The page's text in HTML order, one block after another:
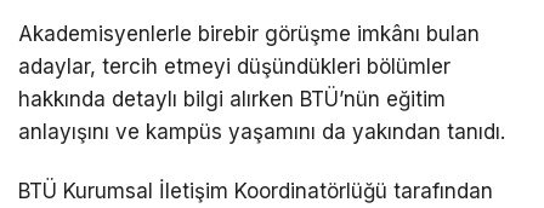
Akademisyenlerle birebir görüşme imkânı bulan
adaylar, tercih etmeyi düşündükleri bölümler
hakkında detaylı bilgi alırken BTÜ’nün eğitim
anlayışını ve kampüs yaşamını da yakından tanıdı.
BTÜ Kurumsal İletişim Koordinatörlüğü tarafından